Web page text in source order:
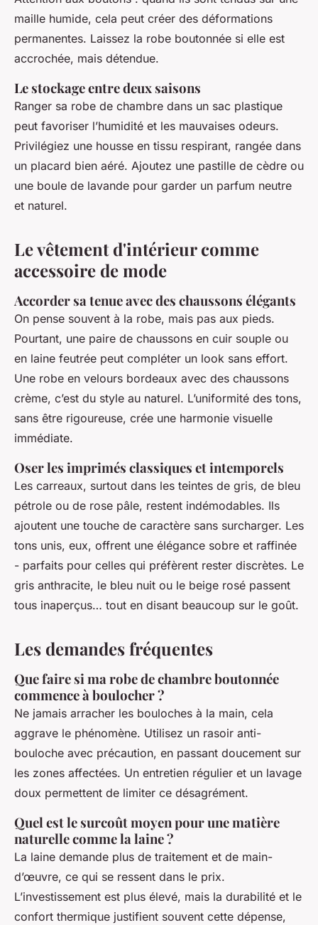
maille humide, cela peut créer des déformations
permanentes. Laissez la robe boutonnée si elle est
accrochée, mais détendue.
Le stockage entre deux saisons
Ranger sa robe de chambre dans un sac plastique
peut favoriser l’humidité et les mauvaises odeurs.
Privilégiez une housse en tissu respirant, rangée dans
un placard bien aéré. Ajoutez une pastille de cèdre ou
une boule de lavande pour garder un parfum neutre
et naturel.
Le vêtement d'intérieur comme
accessoire de mode
Accorder sa tenue avec des chaussons élégants
On pense souvent à la robe, mais pas aux pieds.
Pourtant, une paire de chaussons en cuir souple ou
en laine feutrée peut compléter un look sans effort.
Une robe en velours bordeaux avec des chaussons
crème, c’est du style au naturel. L’uniformité des tons,
sans être rigoureuse, crée une harmonie visuelle
immédiate.
Oser les imprimés classiques et intemporels
Les carreaux, surtout dans les teintes de gris, de bleu
pétrole ou de rose pâle, restent indémodables. Ils
ajoutent une touche de caractère sans surcharger. Les
tons unis, eux, offrent une élégance sobre et raffinée
- parfaits pour celles qui préfèrent rester discrètes. Le
gris anthracite, le bleu nuit ou le beige rosé passent
tous inaperçus… tout en disant beaucoup sur le goût.
Les demandes fréquentes
Que faire si ma robe de chambre boutonnée
commence à boulocher ?
Ne jamais arracher les bouloches à la main, cela
aggrave le phénomène. Utilisez un rasoir anti-
bouloche avec précaution, en passant doucement sur
les zones affectées. Un entretien régulier et un lavage
doux permettent de limiter ce désagrément.
Quel est le surcoût moyen pour une matière
naturelle comme la laine ?
La laine demande plus de traitement et de main-
d’œuvre, ce qui se ressent dans le prix.
L’investissement est plus élevé, mais la durabilité et le
confort thermique justifient souvent cette dépense,